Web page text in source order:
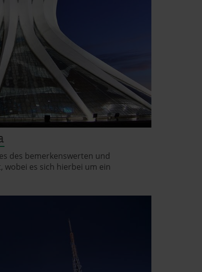
des bemerkenswerten und
wobei es sich hierbei um ein